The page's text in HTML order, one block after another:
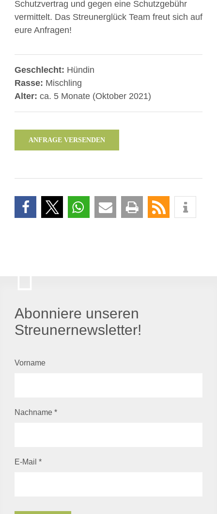
Schutzvertrag und gegen eine Schutzgebühr
vermittelt. Das Streunerglück Team freut sich auf
eure Anfragen!
Geschlecht: Hündin
Rasse: Mischling
Alter: ca. 5 Monate (Oktober 2021)
ANFRAGE VERSENDEN
Abonniere unseren
Streunernewsletter!
Vorname
Nachname *
E-Mail *